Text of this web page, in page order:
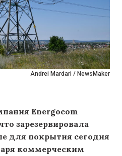
Andrei Mardari / NewsMaker
Energocom
зарезервировала
для покрытия сегодня
коммерческим